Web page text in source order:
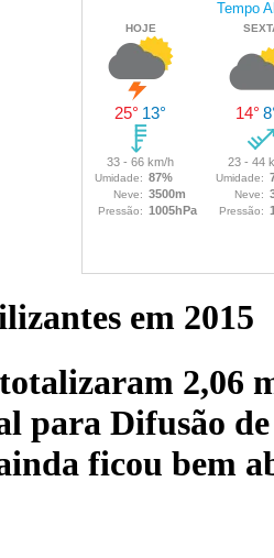
em 2015
2,06
para Difusão
ficou bem